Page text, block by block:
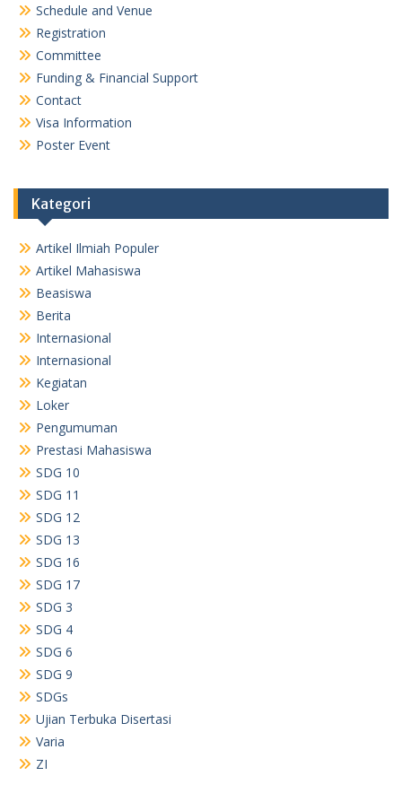
Schedule and Venue
Registration
Committee
Funding & Financial Support
Contact
Visa Information
Poster Event
Kategori
Artikel Ilmiah Populer
Artikel Mahasiswa
Beasiswa
Berita
Internasional
Internasional
Kegiatan
Loker
Pengumuman
Prestasi Mahasiswa
SDG 10
SDG 11
SDG 12
SDG 13
SDG 16
SDG 17
SDG 3
SDG 4
SDG 6
SDG 9
SDGs
Ujian Terbuka Disertasi
Varia
ZI